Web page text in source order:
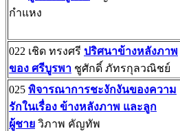
กำแหง
022 เชิด ทรงศรี ปริศนาข้างหลังภาพ
ของ ศรีบูรพา ชูศักดิ์ ภัทรกุลวณิชย์
025 พิจารณาการชะงักงันของความ
รักในเรื่อง ข้างหลังภาพ และลูก
ผู้ชาย วิภาพ คัญทัพ